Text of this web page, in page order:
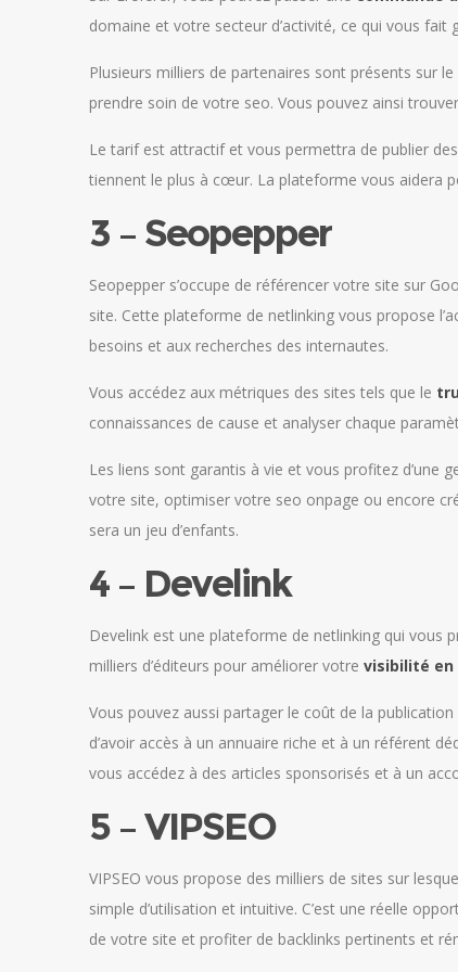
domaine et votre secteur d’activité, ce qui vous fait
Plusieurs milliers de partenaires sont présents sur
prendre soin de votre seo. Vous pouvez ainsi
Le tarif est attractif et vous permettra de publier
tiennent le plus à cœur. La plateforme vous aidera
3 – Seopepper
Seopepper s’occupe de référencer votre site sur
site. Cette plateforme de netlinking vous propose
besoins et aux recherches des internautes.
Vous accédez aux métriques des sites tels que le
connaissances de cause et analyser chaque
Les liens sont garantis à vie et vous profitez d’une
votre site, optimiser votre seo onpage ou encore
sera un jeu d’enfants.
4 – Develink
Develink est une plateforme de netlinking qui vous
milliers d’éditeurs pour améliorer votre visibilité en
Vous pouvez aussi partager le coût de la
d’avoir accès à un annuaire riche et à un référent
vous accédez à des articles sponsorisés et à un
5 – VIPSEO
VIPSEO vous propose des milliers de sites sur
simple d’utilisation et intuitive. C’est une réelle
de votre site et profiter de backlinks pertinents et